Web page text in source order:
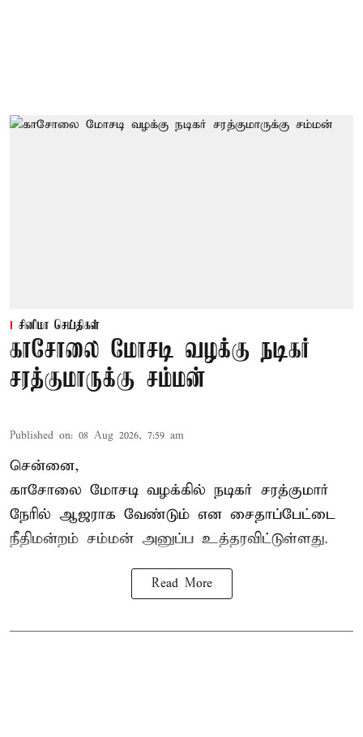
சினிமா செய்திகள்
காசோலை மோசடி வழக்கு நடிகர்
சரத்குமாருக்கு சம்மன்
Published on: 08 Aug 2026, 7:59 am
சென்னை,
காசோலை மோசடி வழக்கில் நடிகர் சரத்குமார்
நேரில் ஆஜராக வேண்டும் என சைதாப்பேட்டை
நீதிமன்றம் சம்மன் அனுப்ப உத்தரவிட்டுள்ளது.
Read More